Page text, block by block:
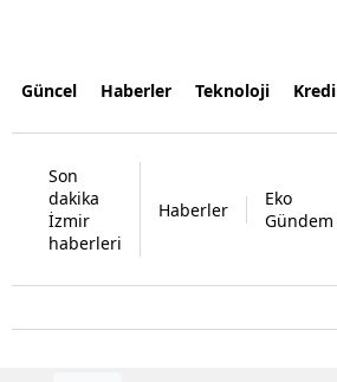
Güncel Haberler Teknoloji Kredi
Son
dakika
İzmir
haberleri
Haberler
Eko
Gündem